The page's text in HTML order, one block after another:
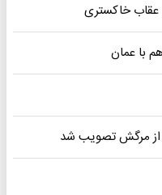
عقاب خاکستری
با عمان
از مرگش تصویب شد